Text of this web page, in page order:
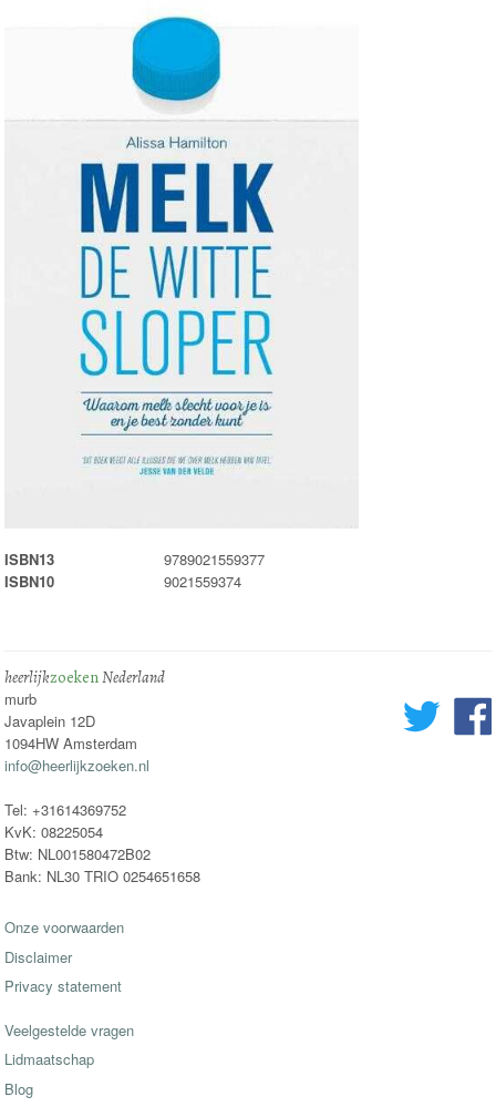
ISBN13
9789021559377
ISBN10
9021559374
heerlijkzoekenNederland
murb
Javaplein 12D
1094HW Amsterdam
info@heerlijkzoeken.nl
Tel: +31614369752
KvK: 08225054
Btw: NL001580472B02
Bank: NL30 TRIO 0254651658
Onze voorwaarden
Disclaimer
Privacy statement
Veelgestelde vragen
Lidmaatschap
Blog